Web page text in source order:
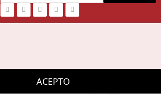
ACEPTO